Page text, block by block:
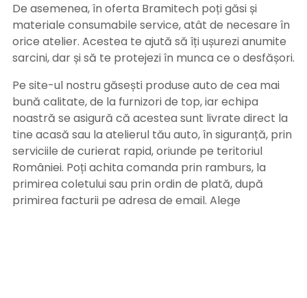
De asemenea, în oferta Bramitech poți găsi și
materiale consumabile service, atât de necesare în
orice atelier. Acestea te ajută să îți ușurezi anumite
sarcini, dar și să te protejezi în munca ce o desfășori.
Pe site-ul nostru găsești produse auto de cea mai
bună calitate, de la furnizori de top, iar echipa
noastră se asigură că acestea sunt livrate direct la
tine acasă sau la atelierul tău auto, în siguranță, prin
serviciile de curierat rapid, oriunde pe teritoriul
României. Poți achita comanda prin ramburs, la
primirea coletului sau prin ordin de plată, după
primirea facturii pe adresa de email. Alege